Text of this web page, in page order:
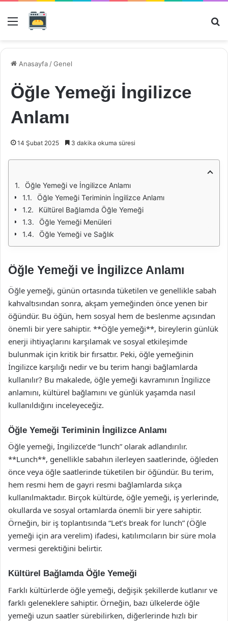
Menü
Anasayfa /Genel
Öğle Yemeği İngilizce
Anlamı
14 Şubat 2025 3 dakika okuma süresi
Öğle Yemeği ve İngilizce Anlamı
Öğle Yemeği Teriminin İngilizce Anlamı
Kültürel Bağlamda Öğle Yemeği
Öğle Yemeği Menüleri
Öğle Yemeği ve Sağlık
Öğle Yemeği ve İngilizce Anlamı
Öğle yemeği, günün ortasında tüketilen ve genellikle sabah
kahvaltısından sonra, akşam yemeğinden önce yenen bir
öğündür. Bu öğün, hem sosyal hem de beslenme açısından
önemli bir yere sahiptir. **Öğle yemeği**, bireylerin günlük
enerji ihtiyaçlarını karşılamak ve sosyal etkileşimde
bulunmak için kritik bir fırsattır. Peki, öğle yemeğinin
İngilizce karşılığı nedir ve bu terim hangi bağlamlarda
kullanılır? Bu makalede, öğle yemeği kavramının İngilizce
anlamını, kültürel bağlamını ve günlük yaşamda nasıl
kullanıldığını inceleyeceğiz.
Öğle Yemeği Teriminin İngilizce Anlamı
Öğle yemeği, İngilizce’de “lunch” olarak adlandırılır.
**Lunch**, genellikle sabahın ilerleyen saatlerinde, öğleden
önce veya öğle saatlerinde tüketilen bir öğündür. Bu terim,
hem resmi hem de gayri resmi bağlamlarda sıkça
kullanılmaktadır. Birçok kültürde, öğle yemeği, iş yerlerinde,
okullarda ve sosyal ortamlarda önemli bir yere sahiptir.
Örneğin, bir iş toplantısında “Let’s break for lunch” (Öğle
yemeği için ara verelim) ifadesi, katılımcıların bir süre mola
vermesi gerektiğini belirtir.
Kültürel Bağlamda Öğle Yemeği
Farklı kültürlerde öğle yemeği, değişik şekillerde kutlanır ve
farklı geleneklere sahiptir. Örneğin, bazı ülkelerde öğle
yemeği uzun saatler sürebilirken, diğerlerinde hızlı bir